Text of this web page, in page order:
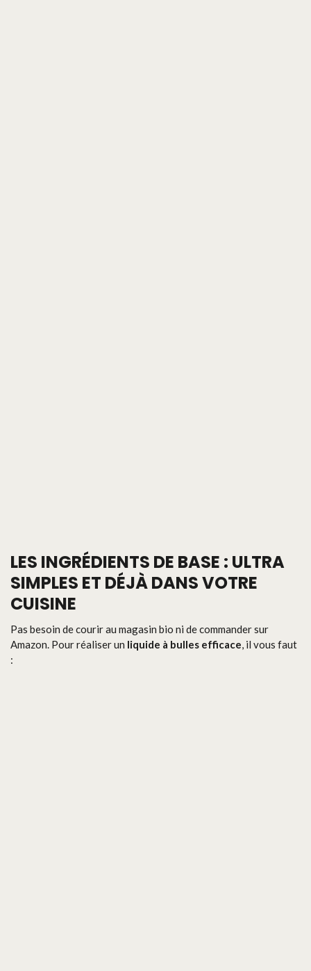
LES INGRÉDIENTS DE BASE : ULTRA
SIMPLES ET DÉJÀ DANS VOTRE
CUISINE
Pas besoin de courir au magasin bio ni de commander sur
Amazon. Pour réaliser un liquide à bulles efficace, il vous faut
: